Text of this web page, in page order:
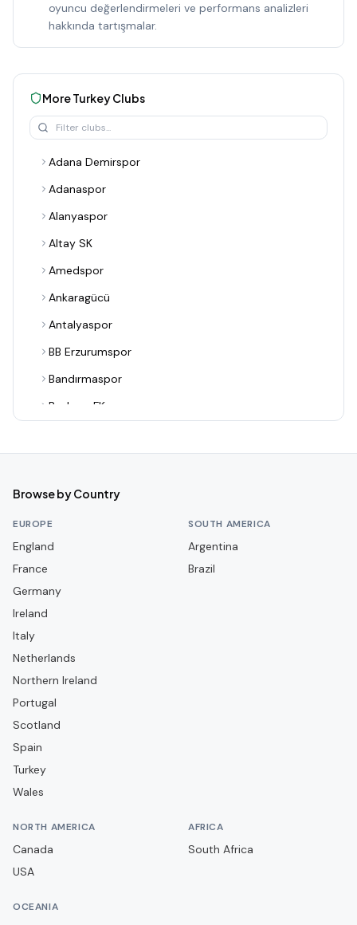
oyuncu değerlendirmeleri ve performans analizleri
hakkında tartışmalar.
MoreTurkeyClubs
Adana Demirspor
Adanaspor
Alanyaspor
Altay SK
Amedspor
Ankaragücü
Antalyaspor
BB Erzurumspor
Bandırmaspor
Bodrum FK
Denizlispor
Eyüpspor
Fenerbahçe
Gençlerbirliği
Göztepe
Hatayspor
Browse by Country
EUROPE
England
France
Germany
Ireland
Italy
Netherlands
Northern Ireland
Portugal
Scotland
Spain
Turkey
Wales
SOUTH AMERICA
Argentina
Brazil
NORTH AMERICA
Canada
USA
AFRICA
South Africa
OCEANIA